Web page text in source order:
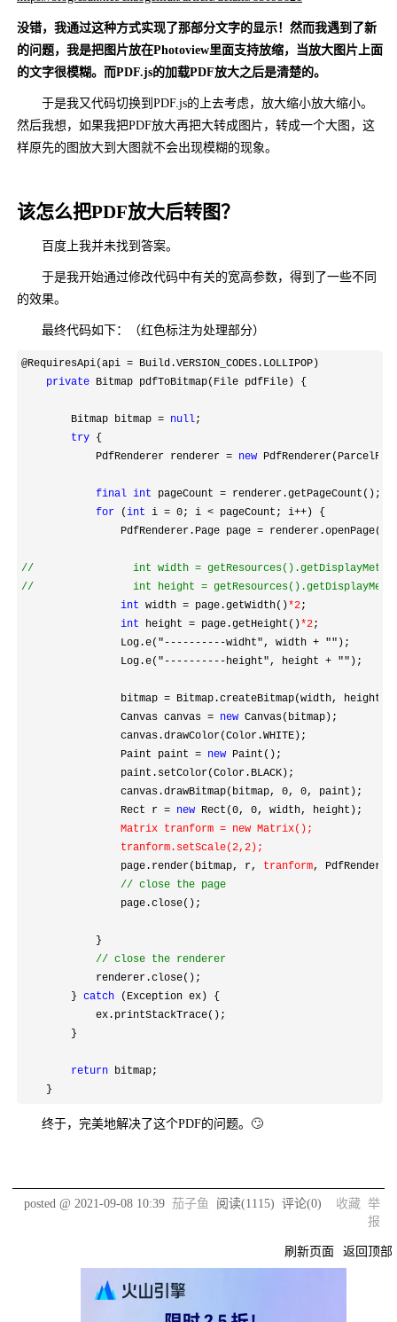
没错，我通过这种方式实现了那部分文字的显示！然而我遇到了新
的问题，我是把图片放在Photoview里面支持放缩，当放大图片上面
的文字很模糊。而PDF.js的加载PDF放大之后是清楚的。
于是我又代码切换到PDF.js的上去考虑，放大缩小放大缩小。
然后我想，如果我把PDF放大再把大转成图片，转成一个大图，这
样原先的图放大到大图就不会出现模糊的现象。
该怎么把PDF放大后转图？
百度上我并未找到答案。
于是我开始通过修改代码中有关的宽高参数，得到了一些不同
的效果。
最终代码如下：（红色标注为处理部分）
@RequiresApi(api = Build.VERSION_CODES.LOLLIPOP)
private Bitmap pdfToBitmap(File pdfFile) {
        Bitmap bitmap
= null;
try {
            PdfRenderer renderer
= new
final int pageCount = renderer.getPageCount();
for (int i = 0; i < pageCount; i++ ) {
                PdfRenderer.Page page
=
//
//
int height =
int width = page.getWidth()*2;
int height = page.getHeight()*2;
                Log.e(
"----------widht", width + "" );
                Log.e(
"----------height", height + "" );
                bitmap
= Bitmap.createBitmap(width, height,
                Canvas canvas
= new Canvas(bitmap);
                canvas.drawColor(Color.WHITE);
                Paint paint
= new Paint();
                paint.setColor(Color.BLACK);
                canvas.drawBitmap(bitmap,
0, 0, paint);
                Rect r
= new Rect(0, 0, width, height);
Matrix tranform = new Matrix();
                tranform.setScale(2,2
);
                page.render(bitmap, r,
tranform,
// close the page
                page.close();
            }
// close the renderer
            renderer.close();
        }
catch (Exception ex) {
            ex.printStackTrace();
        }
return bitmap;
    }
终于，完美地解决了这个PDF的问题。🙄
posted @ 2021-09-08 10:39 茄子鱼 阅读(1115) 评论(0) 收藏 举
报
刷新页面 返回顶部